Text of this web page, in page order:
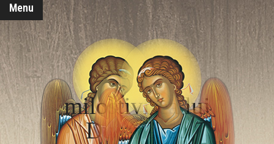
Menu
milostivirea lui
Dumnezeu